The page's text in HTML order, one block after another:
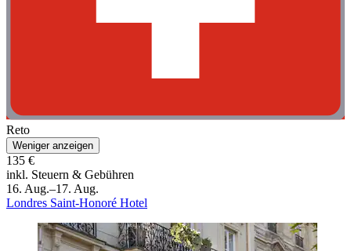
Reto
Weniger anzeigen
135 €
inkl. Steuern & Gebühren
16. Aug.–17. Aug.
Londres Saint-Honoré Hotel